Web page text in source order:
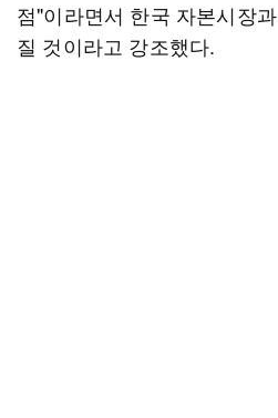
점"이라면서 한국 자본시장
질 것이라고 강조했다.